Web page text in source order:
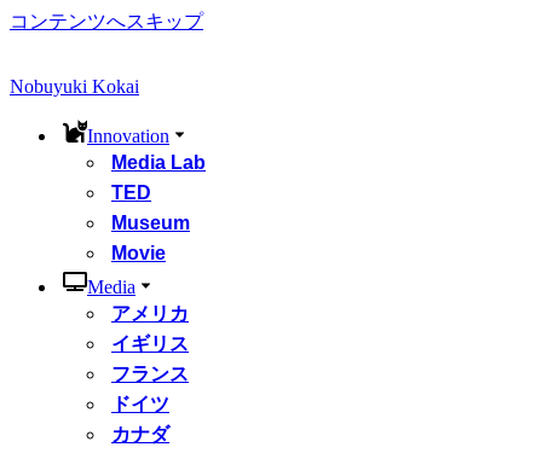
コンテンツへスキップ
Nobuyuki Kokai
Innovation
Media Lab
TED
Museum
Movie
Media
アメリカ
イギリス
フランス
ドイツ
カナダ